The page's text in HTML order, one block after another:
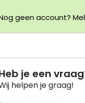
geen account?
je een
helpen je graag!